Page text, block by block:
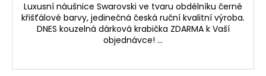
Luxusní náušnice Swarovski ve tvaru obdélníku černé
křišťálové barvy, jedinečná česká ruční kvalitní výroba.
DNES kouzelná dárková krabička ZDARMA k Vaší
objednávce! ...